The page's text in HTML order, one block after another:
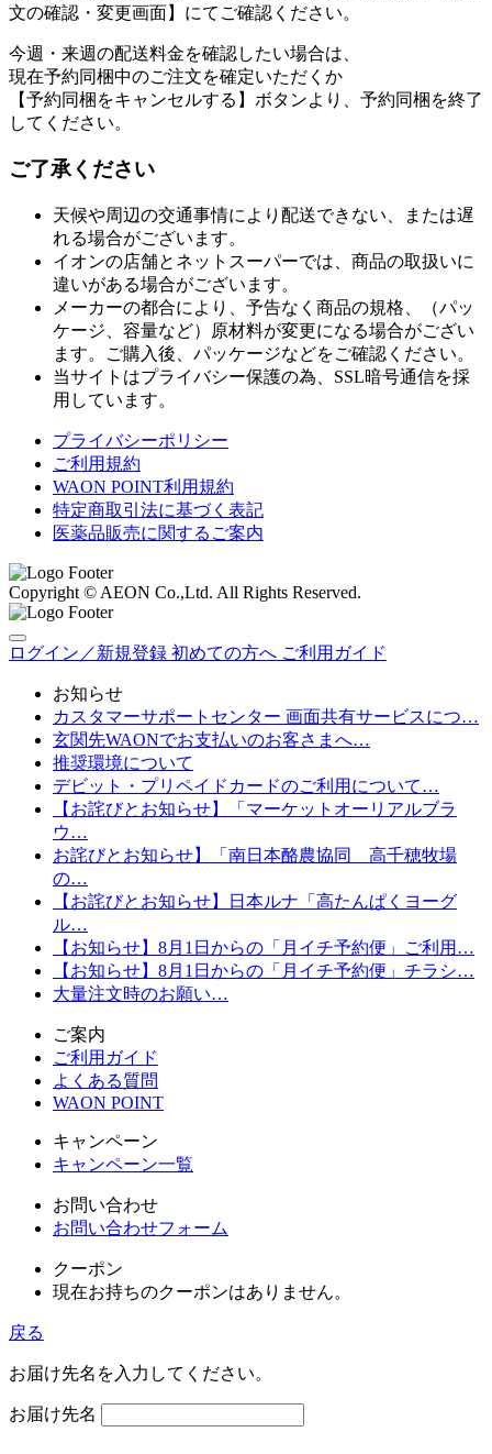
文の確認・変更画面】にてご確認ください。
今週・来週の配送料金を確認したい場合は、
現在予約同梱中のご注文を確定いただくか
【予約同梱をキャンセルする】ボタンより、予約同梱を終了
してください。
ご了承ください
天候や周辺の交通事情により配送できない、または遅
れる場合がございます。
イオンの店舗とネットスーパーでは、商品の取扱いに
違いがある場合がございます。
メーカーの都合により、予告なく商品の規格、（パッ
ケージ、容量など）原材料が変更になる場合がござい
ます。ご購入後、パッケージなどをご確認ください。
当サイトはプライバシー保護の為、SSL暗号通信を採
用しています。
プライバシーポリシー
ご利用規約
WAON POINT利用規約
特定商取引法に基づく表記
医薬品販売に関するご案内
Copyright © AEON Co.,Ltd. All Rights Reserved.
ログイン／新規登録 初めての方へ ご利用ガイド
お知らせ
カスタマーサポートセンター 画面共有サービスにつ…
玄関先WAONでお支払いのお客さまへ…
推奨環境について
デビット・プリペイドカードのご利用について…
【お詫びとお知らせ】「マーケットオーリアルブラ
ウ…
お詫びとお知らせ】「南日本酪農協同 高千穂牧場
の…
【お詫びとお知らせ】日本ルナ「高たんぱくヨーグ
ル…
【お知らせ】8月1日からの「月イチ予約便」ご利用…
【お知らせ】8月1日からの「月イチ予約便」チラシ…
大量注文時のお願い…
ご案内
ご利用ガイド
よくある質問
WAON POINT
キャンペーン
キャンペーン一覧
お問い合わせ
お問い合わせフォーム
クーポン
現在お持ちのクーポンはありません。
戻る
お届け先名を入力してください。
お届け先名